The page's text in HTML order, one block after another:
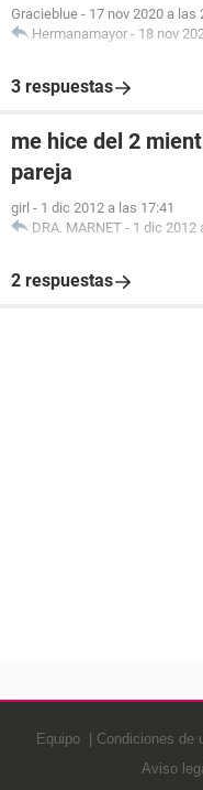
Gracieblue - 17 nov 2020 a las
Hermanamayor - 18 nov
3 respuestas
me hice del 2
pareja
girl - 1 dic 2012 a las 17:41
DRA. MARNET - 1 dic 2012
2 respuestas
Equipo Condiciones de
Aviso